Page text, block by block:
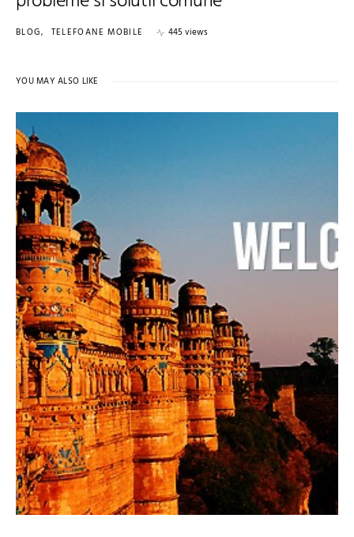
BLOG TELEFOANE MOBILE 445 views
YOU MAY ALSO LIKE